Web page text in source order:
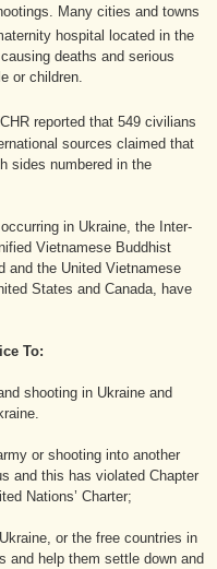
Many cities and towns
hospital located in the
deaths and serious
or children.
reported that 549 civilians
sources claimed that
sides numbered in the
in Ukraine, the Inter-
Vietnamese Buddhist
and the United Vietnamese
States and Canada, have
To:
shooting in Ukraine and
or shooting into another
and this has violated Chapter
Nations’ Charter;
or the free countries in
and help them settle down and